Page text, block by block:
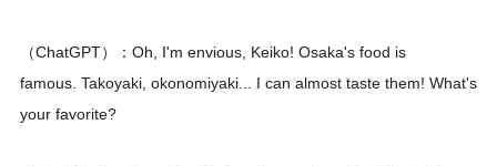
（ChatGPT）：Oh, I'm envious, Keiko! Osaka's food is
famous. Takoyaki, okonomiyaki... I can almost taste them! What's
your favorite?